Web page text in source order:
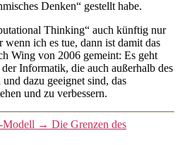
Denken“ gestellt habe.
Thinking“ auch künftig nur
ich es tue, dann ist damit das
Wing von 2006 gemeint: Es geht
Informatik, die auch außerhalb des
dazu geeignet sind, das
und zu verbessern.
Modell → Die Grenzen des